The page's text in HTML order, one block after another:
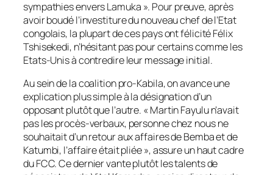
sympathies envers Lamuka ». Pour preuve, après
avoir boudé l’investiture du nouveau chef de l’Etat
congolais, la plupart de ces pays ont félicité Félix
Tshisekedi, n’hésitant pas pour certains comme les
Etats-Unis à contredire leur message initial.
Au sein de la coalition pro-Kabila, on avance une
explication plus simple à la désignation d’un
opposant plutôt que l’autre. «Martin Fayulu n’avait
pas les procès-verbaux, personne chez nous ne
souhaitait d’un retour aux affaires de Bemba et de
Katumbi, l’affaire était pliée», assure un haut cadre
du FCC. Ce dernier vante plutôt les talents de